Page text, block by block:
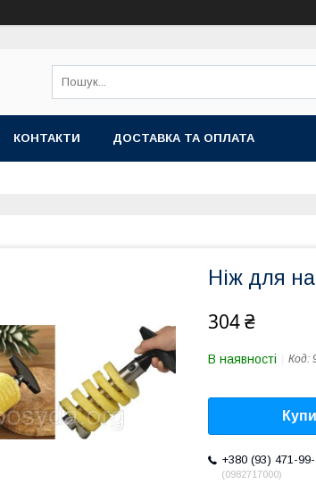
КОНТАКТИ ДОСТАВКА ТА ОПЛАТА
Ніж для
304 ₴
В наявності Код:
+380 (93) 471-
0982717000